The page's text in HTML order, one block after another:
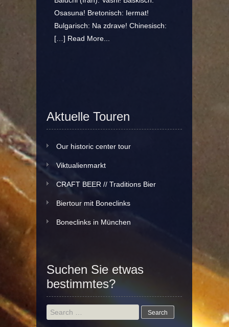
Osasuna! Bretonisch: Iermat!
Bulgarisch: Na zdrave! Chinesisch:
[…] Read More...
Aktuelle Touren
Our historic center tour
Viktualienmarkt
CRAFT BEER // Traditions Bier
Biertour mit Boneclinks
Boneclinks in München
Suchen Sie etwas
bestimmtes?
Search
for: